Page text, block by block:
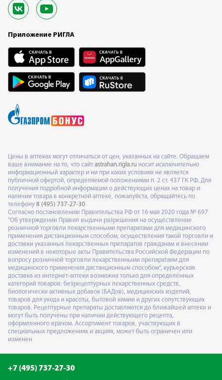
Приложение РИГЛА
Цены в аптеках могут отличаться от цен, указанных на сайте. Обращаем
ваше внимание на то, что сайт astrahan.rigla.ru носит исключительно
информационный характер и ни при каких условиях не является
публичной офертой, определяемой положениями п. 2 ст. 437 ГК РФ. Для
получения подробной информации о действующих ценах на товар и
наличии товара в конкретной аптеке, пожалуйста, обращайтесь по
телефону 8 (495) 737-27-30
Согласно постановлению Правительства РФ от 16 мая 2020 года № 697
"Об утверждении Правил выдачи разрешения на осуществление
розничной торговли лекарственными препаратами для медицинского
применения дистанционным способом, осуществления такой торговли и
доставки указанных лекарственных препаратов гражданам и внесении
изменений в некоторые акты Правительства Российской Федерации по
вопросу розничной торговли лекарственными препаратами для
медицинского применения дистанционным способом", курьерская
доставка из интернет-аптеки возможна только для определённых
категорий товаров: безрецептурных лекарственных средств,
биологически активных добавок (БАДов), медицинских изделий,
товаров для ухода и красоты, бытовой химии и других сопутствующих
товаров. Рецептурные препараты доставляются до ближайшей аптеки и
могут быть получены при наличии действующего рецепта,
оформленного врачом. Ассортимент товаров, участвующих в
специальных предложениях и акциях, может быть ограничен или
изменен
+7 (495) 737-27-30